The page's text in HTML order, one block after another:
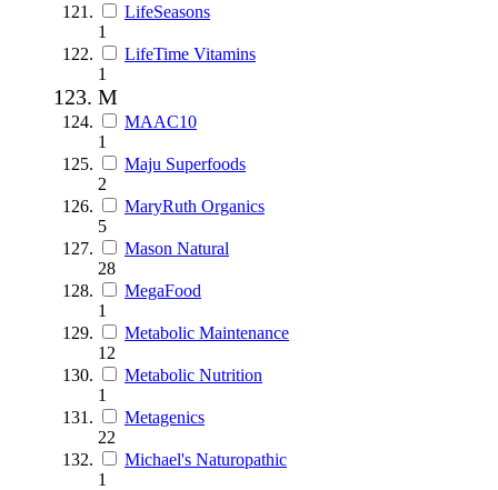
LifeSeasons
1
LifeTime Vitamins
1
M
MAAC10
1
Maju Superfoods
2
MaryRuth Organics
5
Mason Natural
28
MegaFood
1
Metabolic Maintenance
12
Metabolic Nutrition
1
Metagenics
22
Michael's Naturopathic
1